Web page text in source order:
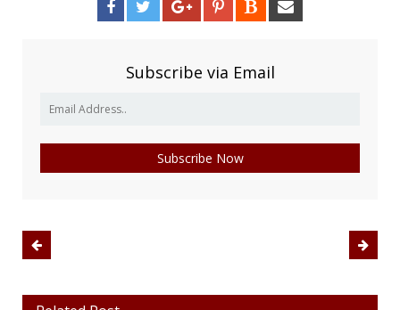
Subscribe via Email